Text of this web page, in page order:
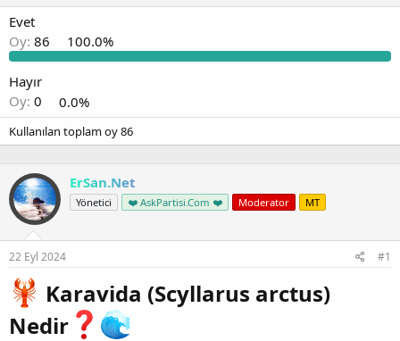
u
y
u
ş
l
a
t
a
g
a
r
i
Evet
Oy: 86 100.0%
Hayır
Oy: 0 0.0%
Kullanılan toplam oy86
ErSan.Net
Yönetici ❤️ AskPartisi.Com ❤️ Moderator MT
22 Eyl 2024 #1
Karavida (Scyllarus arctus)
Nedir